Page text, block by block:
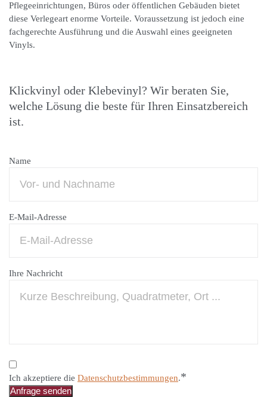
Pflegeeinrichtungen, Büros oder öffentlichen Gebäuden bietet
diese Verlegeart enorme Vorteile. Voraussetzung ist jedoch eine
fachgerechte Ausführung und die Auswahl eines geeigneten
Vinyls.
Klickvinyl oder Klebevinyl? Wir beraten Sie,
welche Lösung die beste für Ihren Einsatzbereich
ist.
Name
E-Mail-Adresse
Ihre Nachricht
Ich akzeptiere die Datenschutzbestimmungen.*
Anfrage senden